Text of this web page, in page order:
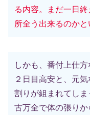
る内容。まだ一日
所全う出来るのか
しかも、番付上仕
２日目高安と、元
割りが組まれてし
古万全で体の張り